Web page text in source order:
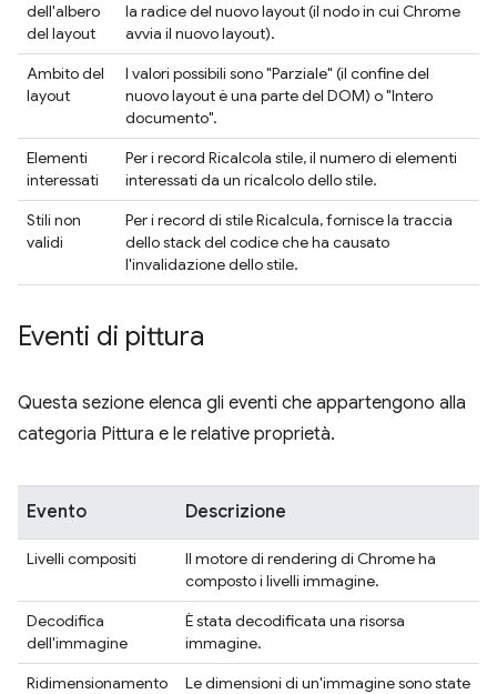
dell'albero
del layout
la radice del nuovo layout (il nodo in cui Chrome
avvia il nuovo layout).
Ambito del
layout
I valori possibili sono "Parziale" (il confine del
nuovo layout è una parte del DOM) o "Intero
documento".
Elementi
interessati
Per i record Ricalcola stile, il numero di elementi
interessati da un ricalcolo dello stile.
Stili non
validi
Per i record di stile Ricalcula, fornisce la traccia
dello stack del codice che ha causato
l'invalidazione dello stile.
Eventi di pittura
Questa sezione elenca gli eventi che appartengono alla
categoria Pittura e le relative proprietà.
Evento Descrizione
Livelli compositi
Il motore di rendering di Chrome ha
composto i livelli immagine.
Decodifica
dell'immagine
È stata decodificata una risorsa
immagine.
Ridimensionamento
Le dimensioni di un'immagine sono state